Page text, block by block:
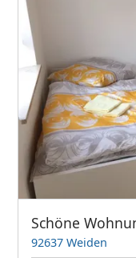
Schöne
92637 Weiden